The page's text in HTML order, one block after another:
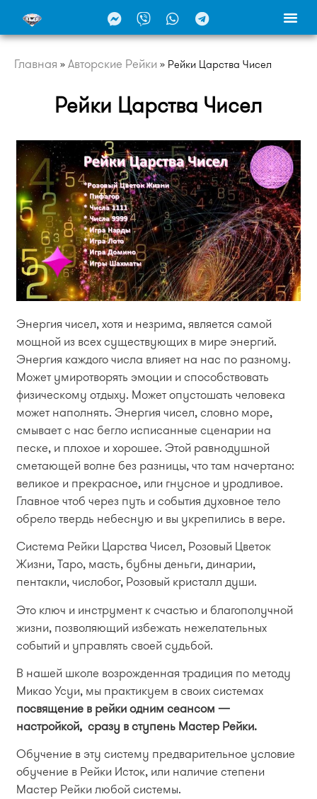
Главная » Авторские Рейки » Рейки Царства Чисел
Рейки Царства Чисел
Энергия чисел, хотя и незрима, является самой
мощной из всех существующих в мире энергий.
Энергия каждого числа влияет на нас по разному.
Может умиротворять эмоции и способствовать
физическому отдыху. Может опустошать человека
может наполнять. Энергия чисел, словно море,
смывает с нас бегло исписанные сценарии на
песке, и плохое и хорошее. Этой равнодушной
сметающей волне без разницы, что там начертано:
великое и прекрасное, или гнусное и уродливое.
Главное чтоб через путь и события духовное тело
обрело твердь небесную и вы укрепились в вере.
Система Рейки Царства Чисел, Розовый Цветок
Жизни, Таро, масть, бубны деньги, динарии,
пентакли, числобог, Розовый кристалл души.
Это ключ и инструмент к счастью и благополучной
жизни, позволяющий избежать нежелательных
событий и управлять своей судьбой.
В нашей школе возрожденная традиция по методу
Микао Усуи, мы практикуем в своих системах
посвящение в рейки одним сеансом —
настройкой, сразу в ступень Мастер Рейки.
Обучение в эту систему предварительное условие
обучение в Рейки Исток, или наличие степени
Мастер Рейки любой системы.